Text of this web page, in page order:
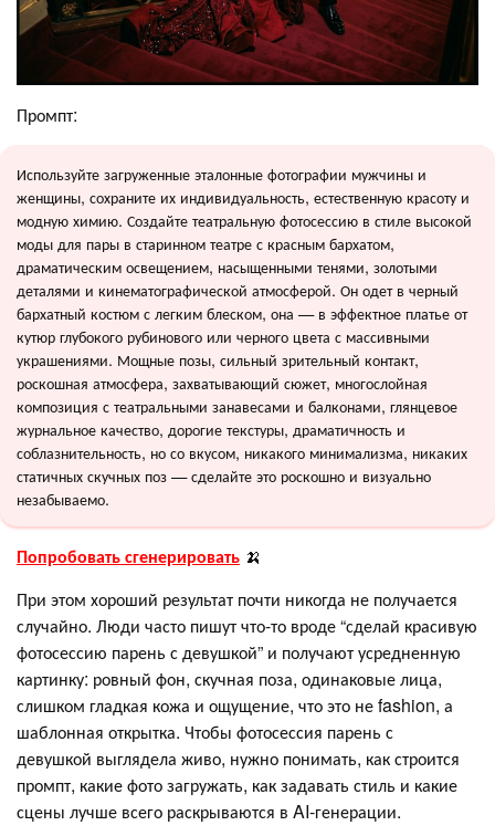
Промпт:
Используйте загруженные эталонные фотографии мужчины и
женщины, сохраните их индивидуальность, естественную красоту и
модную химию. Создайте театральную фотосессию в стиле высокой
моды для пары в старинном театре с красным бархатом,
драматическим освещением, насыщенными тенями, золотыми
деталями и кинематографической атмосферой. Он одет в черный
бархатный костюм с легким блеском, она — в эффектное платье от
кутюр глубокого рубинового или черного цвета с массивными
украшениями. Мощные позы, сильный зрительный контакт,
роскошная атмосфера, захватывающий сюжет, многослойная
композиция с театральными занавесами и балконами, глянцевое
журнальное качество, дорогие текстуры, драматичность и
соблазнительность, но со вкусом, никакого минимализма, никаких
статичных скучных поз — сделайте это роскошно и визуально
незабываемо.
Попробовать сгенерировать 🍌
При этом хороший результат почти никогда не получается
случайно. Люди часто пишут что-то вроде “сделай красивую
фотосессию парень с девушкой” и получают усредненную
картинку: ровный фон, скучная поза, одинаковые лица,
слишком гладкая кожа и ощущение, что это не fashion, а
шаблонная открытка. Чтобы фотосессия парень с
девушкой выглядела живо, нужно понимать, как строится
промпт, какие фото загружать, как задавать стиль и какие
сцены лучше всего раскрываются в AI-генерации.